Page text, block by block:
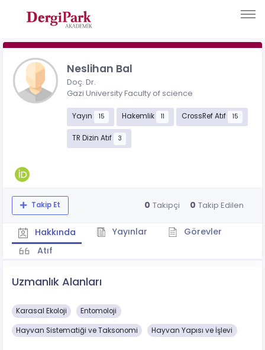
Neslihan Bal
Doç. Dr.
Gazi University Faculty of science
Yayın 15 Hakemlik 11 CrossRef Atıf 15
TR Dizin Atıf 3
Takip Et 0 Takipçi 0 Takip Edilen
Hakkında Yayınlar
Görevler
Atıf
Uzmanlık Alanları
Karasal Ekoloji Entomoloji
Hayvan Sistematiği ve Taksonomi Hayvan Yapısı ve İşlevi